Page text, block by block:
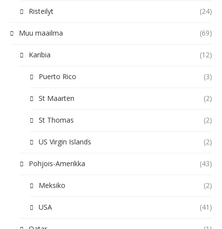
Risteilyt (24)
Muu maailma (69)
Karibia (12)
Puerto Rico (3)
St Maarten (2)
St Thomas (2)
US Virgin Islands (2)
Pohjois-Amerikka (43)
Meksiko (2)
USA (41)